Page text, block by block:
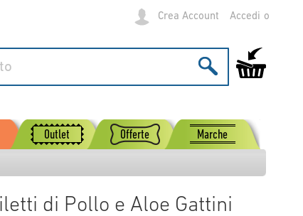
Crea Account Accedi
Carrello
Outlet Offerte Marche
di Pollo e Aloe Gattini